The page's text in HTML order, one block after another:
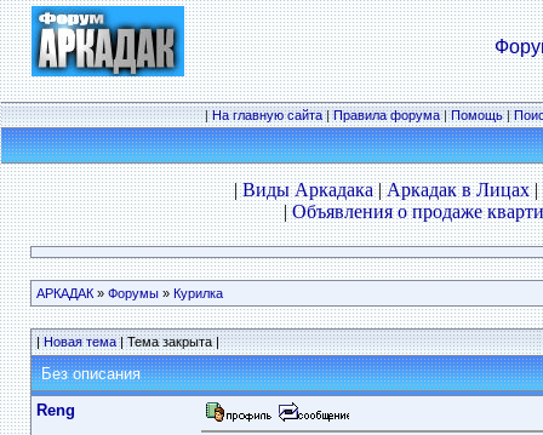
|На главную сайта|Правила форума|Помощь|
|Виды Аркадака|Аркадак в Лицах|
|Объявления о продаже
АРКАДАК» Форумы» Курилка
|Новая тема| Тема закрыта |
Без описания
Reng